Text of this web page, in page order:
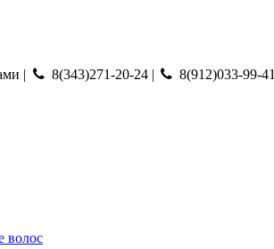
| 8(343)271-20-24 |
8(912)033-99-41
волос